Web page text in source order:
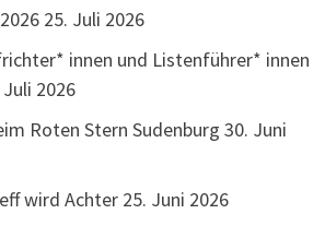
25. Juli 2026
innen und Listenführer* innen
Juli 2026
Roten Stern Sudenburg 30. Juni
wird Achter 25. Juni 2026